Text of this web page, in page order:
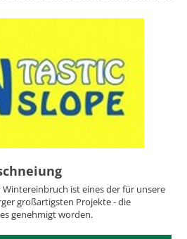
ist eines der für unsere
großartigsten Projekte - die
genehmigt worden.